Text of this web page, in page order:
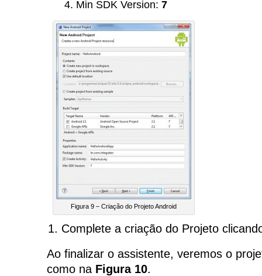
Min SDK Version: 7
Figura 9 – Criação do Projeto Android
Complete a criação do Projeto
Ao finalizar o assistente, veremos o
como na Figura 10.